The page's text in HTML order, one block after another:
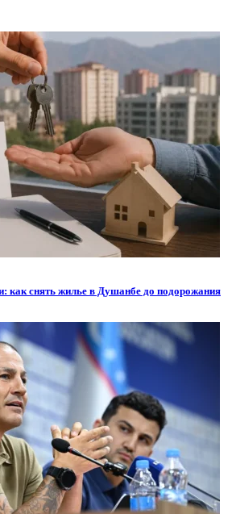
снять жилье в Душанбе до подорожания